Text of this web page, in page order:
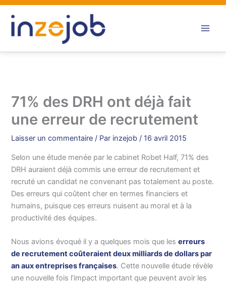
Aller
contenu
71% des DRH ont déjà fait
une erreur de recrutement
Laisser un commentaire / Par inzejob/ 16 avril 2015
Selon une étude menée par le cabinet Robet Half, 71% des
DRH auraient déjà commis une erreur de recrutement et
recruté un candidat ne convenant pas totalement au poste.
Des erreurs qui coûtent cher en termes financiers et
humains, puisque ces erreurs nuisent au moral et à la
productivité des équipes.
Nous avions évoqué il y a quelques mois que leserreurs
de recrutement coûteraient deux milliards de dollars par
an aux entreprises françaises. Cette nouvelle étude révèle
une nouvelle fois l’impact important que peuvent avoir les